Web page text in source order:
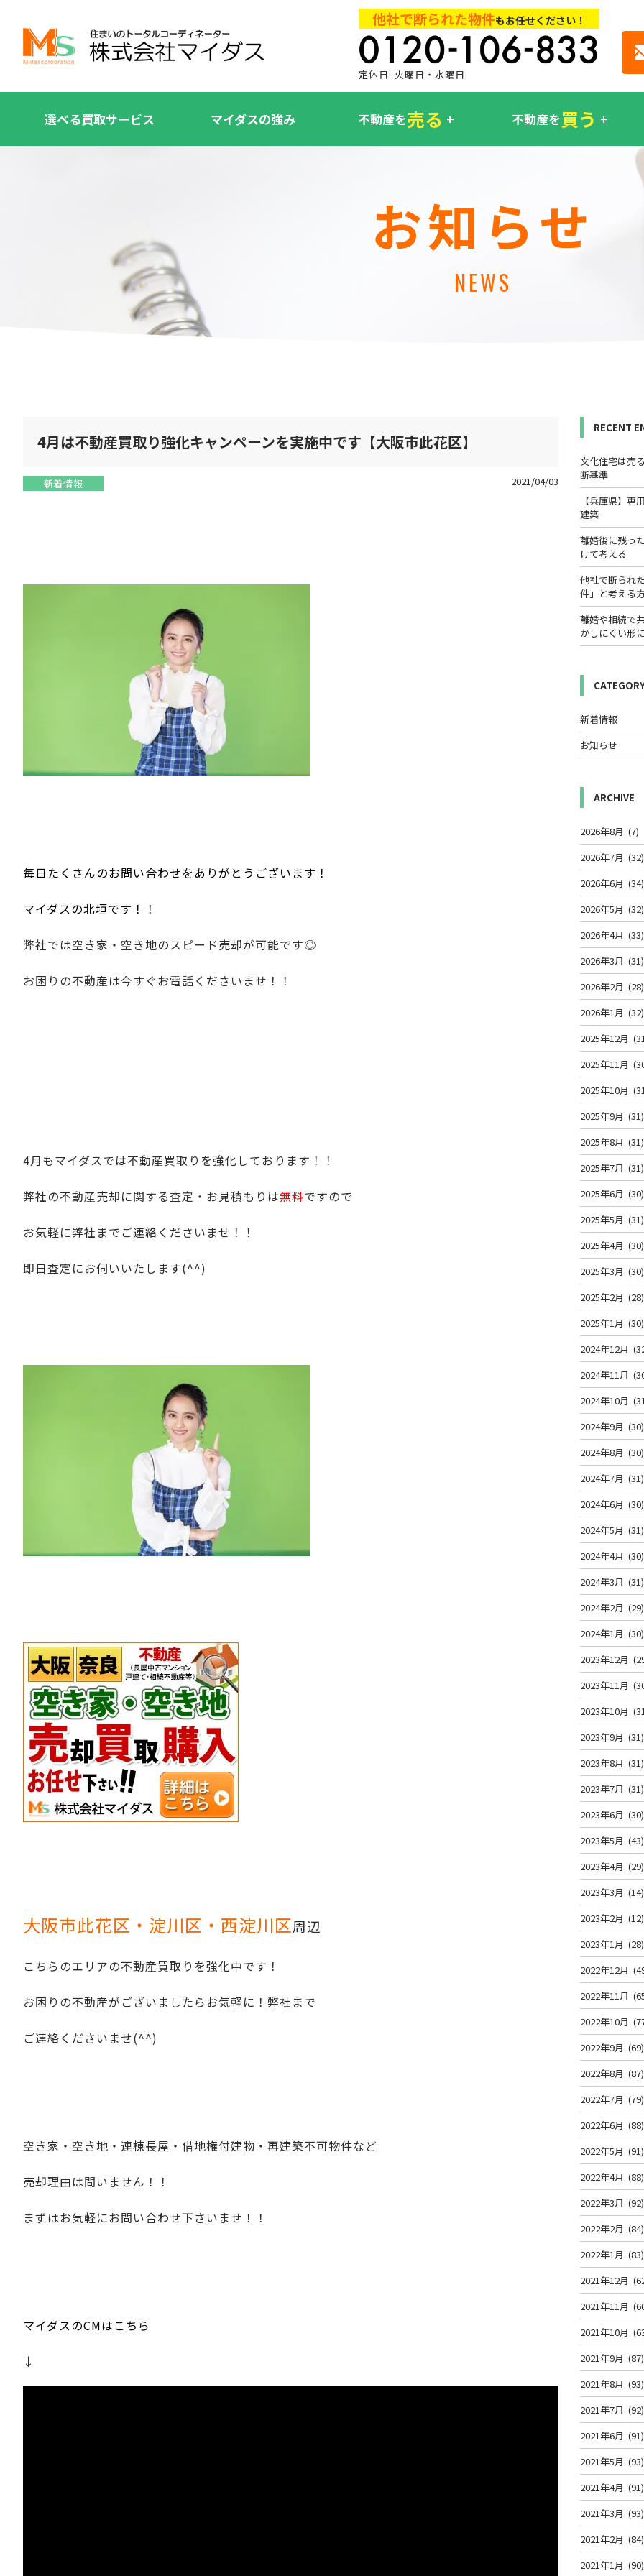
他社で断られた物件もお任せください！
定休日: 火曜日・水曜日
選べる買取サービス マイダスの強み 不動産を売る 不動産を買う
お知らせ
NEWS
4月は不動産買取り強化キャンペーンを実施中です【大阪市此花区】
新着情報 2021/04/03
毎日たくさんのお問い合わせをありがとうございます！
マイダスの北垣です！！
弊社では空き家・空き地のスピード売却が可能です◎
お困りの不動産は今すぐお電話くださいませ！！
4月もマイダスでは不動産買取りを強化しております！！
弊社の不動産売却に関する査定・お見積もりは無料ですので
お気軽に弊社までご連絡くださいませ！！
即日査定にお伺いいたします(^^)
大阪市此花区・淀川区・西淀川区周辺
こちらのエリアの不動産買取りを強化中です！
お困りの不動産がございましたらお気軽に！弊社まで
ご連絡くださいませ(^^)
空き家・空き地・連棟長屋・借地権付建物・再建築不可物件など
売却理由は問いません！！
まずはお気軽にお問い合わせ下さいませ！！
マイダスのCMはこちら
↓
RECENT
文化住宅は売
断基準
【兵庫県】
建築
離婚後に残っ
けて考える
他社で断られ
件」と考える
離婚や相続で
かしにくい形
新着情報
お知らせ
ARCHIVE
2026年8月 (7)
2026年7月 (32)
2026年6月 (34)
2026年5月 (32)
2026年4月 (33)
2026年3月 (31)
2026年2月 (28)
2026年1月 (32)
2025年12月
2025年11月
2025年10月
2025年9月 (31)
2025年8月 (31)
2025年7月 (31)
2025年6月 (30)
2025年5月 (31)
2025年4月 (30)
2025年3月 (30)
2025年2月 (28)
2025年1月 (30)
2024年12月
2024年11月
2024年10月
2024年9月 (30)
2024年8月 (30)
2024年7月 (31)
2024年6月 (30)
2024年5月 (31)
2024年4月 (30)
2024年3月 (31)
2024年2月 (29)
2024年1月 (30)
2023年12月
2023年11月
2023年10月
2023年9月 (31)
2023年8月 (31)
2023年7月 (31)
2023年6月 (30)
2023年5月 (43)
2023年4月 (29)
2023年3月 (14)
2023年2月 (12)
2023年1月 (28)
2022年12月
2022年11月
2022年10月
2022年9月 (69)
2022年8月 (87)
2022年7月 (79)
2022年6月 (88)
2022年5月 (91)
2022年4月 (88)
2022年3月 (92)
2022年2月 (84)
2022年1月 (83)
2021年12月
2021年11月
2021年10月
2021年9月 (87)
2021年8月 (93)
2021年7月 (92)
2021年6月 (91)
2021年5月 (93)
2021年4月 (91)
2021年3月 (93)
2021年2月 (84)
2021年1月 (90)